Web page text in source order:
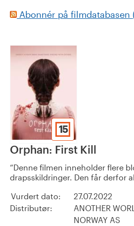
Abonnér på filmdatabasen
15
Orphan: First Kill
Denne filmen inneholder flere
drapsskildringer. Den får derfor
Vurdert dato:
27.07.2022
Distributør:
ANOTHER
NORWAY AS